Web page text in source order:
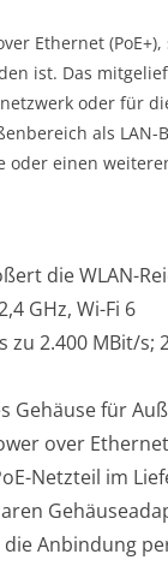
Ethernet
ist. Das
oder für
als
oder einen
die WLAN-
GHz, Wi-Fi 6
2.400 MBit/s;
Gehäuse für
over
Netzteil im
Anbindung